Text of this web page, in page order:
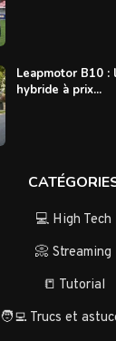
Leapmotor B10
hybride à prix...
💻 High Tech
📀 Streaming
📒 Tutorial
🧑‍💻 Trucs et